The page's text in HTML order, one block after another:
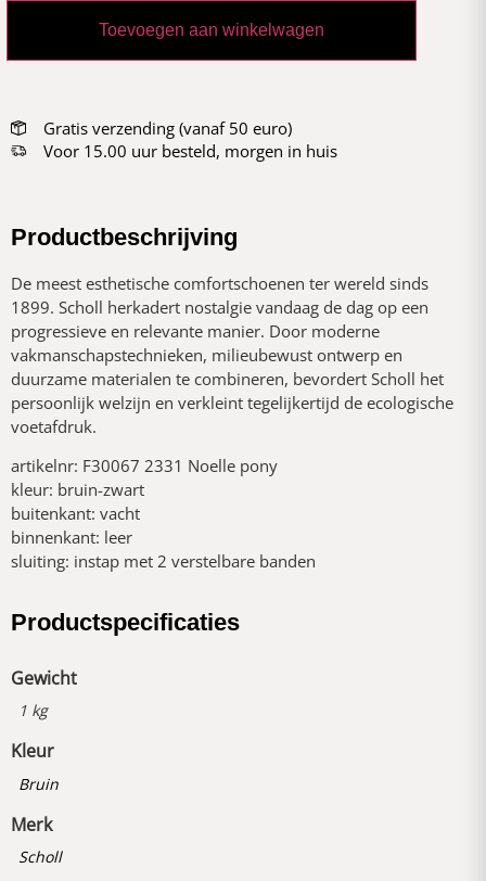
Toevoegen aan winkelwagen
Gratis verzending (vanaf 50 euro)
Voor 15.00 uur besteld, morgen in huis
Productbeschrijving
De meest esthetische comfortschoenen ter wereld sinds
1899. Scholl herkadert nostalgie vandaag de dag op een
progressieve en relevante manier. Door moderne
vakmanschapstechnieken, milieubewust ontwerp en
duurzame materialen te combineren, bevordert Scholl het
persoonlijk welzijn en verkleint tegelijkertijd de ecologische
voetafdruk.
artikelnr: F30067 2331 Noelle pony
kleur: bruin-zwart
buitenkant: vacht
binnenkant: leer
sluiting: instap met 2 verstelbare banden
Productspecificaties
Gewicht
1 kg
Kleur
Bruin
Merk
Scholl